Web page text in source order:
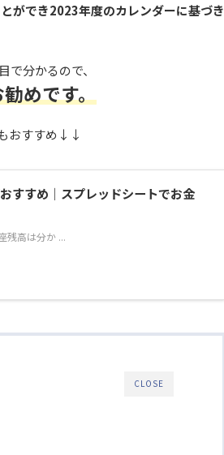
ができ2023年度のカレンダーに基づき
分かるので、
めです。
おすすめ↓↓
すすめ｜スプレッドシートでお金
残高は分か ...
CLOSE